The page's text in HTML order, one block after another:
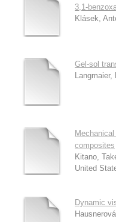
3,1-
Klásek,
Gel-sol
Langmaier,
composites
Kitano,
United
Dynamic